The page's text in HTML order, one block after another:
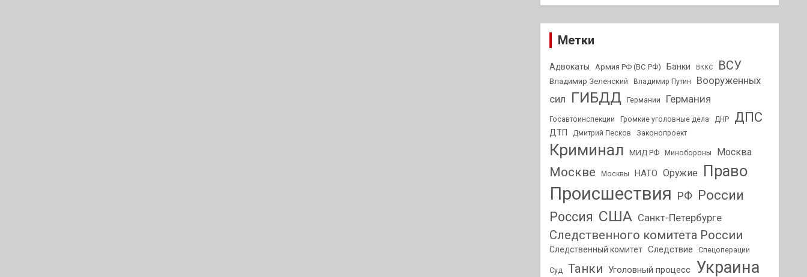
Метки
Адвокаты Армия РФ (ВС РФ) Банки ВККС ВСУ
Владимир Зеленский Владимир Путин
Вооруженных
сил
ГИБДД Германии Германия
Госавтоинспекции Громкие уголовные дела ДНР ДПС
ДТП Дмитрий Песков Законопроект
Криминал МИД РФ Минобороны Москва
Москве Москвы НАТО Оружие Право
Происшествия РФ России
Россия США Санкт-Петербурге
Следственного комитета России
Следственный комитет Следствие Спецоперации
Суд Танки Уголовный процесс Украина